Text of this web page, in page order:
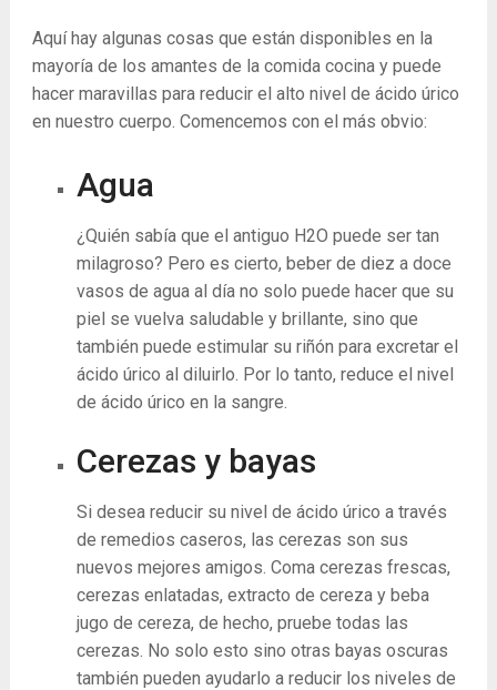
Aquí hay algunas cosas que están disponibles en la
mayoría de los amantes de la comida cocina y puede
hacer maravillas para reducir el alto nivel de ácido úrico
en nuestro cuerpo. Comencemos con el más obvio:
Agua
¿Quién sabía que el antiguo H2O puede ser tan
milagroso? Pero es cierto, beber de diez a doce
vasos de agua al día no solo puede hacer que su
piel se vuelva saludable y brillante, sino que
también puede estimular su riñón para excretar el
ácido úrico al diluirlo. Por lo tanto, reduce el nivel
de ácido úrico en la sangre.
Cerezas y bayas
Si desea reducir su nivel de ácido úrico a través
de remedios caseros, las cerezas son sus
nuevos mejores amigos. Coma cerezas frescas,
cerezas enlatadas, extracto de cereza y beba
jugo de cereza, de hecho, pruebe todas las
cerezas. No solo esto sino otras bayas oscuras
también pueden ayudarlo a reducir los niveles de